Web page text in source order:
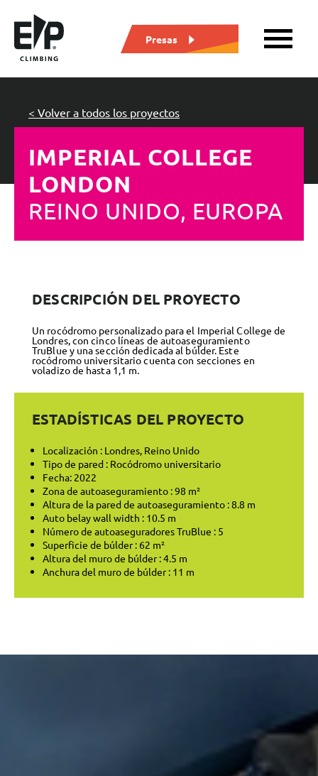
Presas
IMPERIAL COLLEGE
LONDON
REINO UNIDO, EUROPA
< Volver a todos los proyectos
DESCRIPCIÓN DEL PROYECTO
Un rocódromo personalizado para el Imperial College de
Londres, con cinco líneas de autoaseguramiento
TruBlue y una sección dedicada al búlder. Este
rocódromo universitario cuenta con secciones en
voladizo de hasta 1,1 m.
ESTADÍSTICAS DEL PROYECTO
Localización : Londres, Reino Unido
Tipo de pared : Rocódromo universitario
Fecha: 2022
Zona de autoaseguramiento : 98 m²
Altura de la pared de autoaseguramiento : 8.8 m
Auto belay wall width : 10.5 m
Número de autoaseguradores TruBlue : 5
Superficie de búlder : 62 m²
Altura del muro de búlder : 4.5 m
Anchura del muro de búlder : 11 m